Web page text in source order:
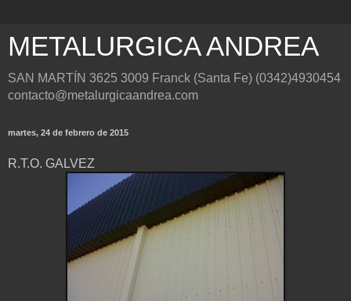
METALURGICA ANDREA
SAN MARTÍN 3625 3009 Franck (Santa Fe) (0342)4930454
contacto@metalurgicaandrea.com
martes, 24 de febrero de 2015
R.T.O. GALVEZ